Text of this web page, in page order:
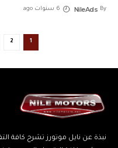
By
NileAds 6 سنوات ago
1
2
نبذة عن نايل موتورز تشرح كافة